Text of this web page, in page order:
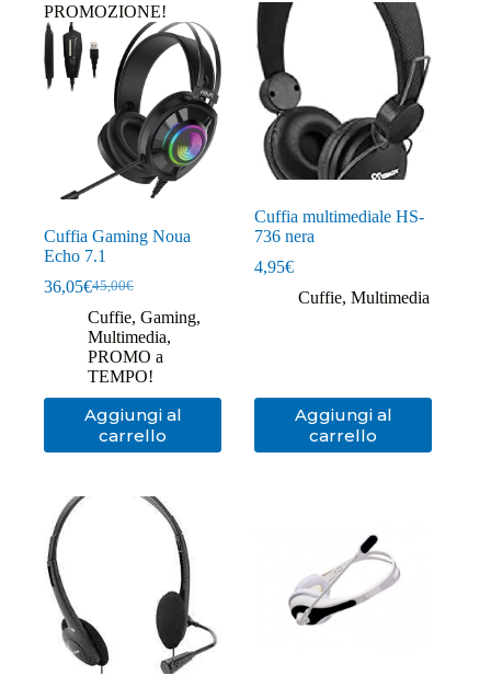
PROMOZIONE!
Cuffia Gaming Noua
Echo 7.1
45,00€
Il
prezzo
originale
era:
45,00€.
36,05€Il
prezzo
attuale
è:
36,05€.
Cuffie, Gaming,
Multimedia,
PROMO a
TEMPO!
Aggiungi al
carrello
Cuffia multimediale HS-
736 nera
4,95€
Cuffie,Multimedia
Aggiungi al
carrello